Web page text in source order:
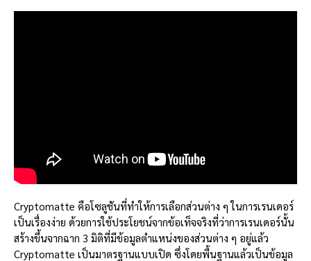
Cryptomatte คือโซลูชันที่ทำให้การเลือกส่วนต่าง ๆ ในการเรนเดอร์
เป็นเรื่องง่าย ด้วยการใช้ประโยชน์จากข้อเท็จจริงที่ว่าการเรนเดอร์นั้น
สร้างขึ้นจากฉาก 3 มิติที่มีข้อมูลตำแหน่งของส่วนต่าง ๆ อยู่แล้ว
Cryptomatte เป็นมาตรฐานแบบเปิด ซึ่งโดยพื้นฐานแล้วเป็นข้อมูล